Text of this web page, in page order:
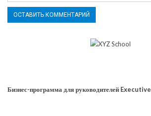
Бизнес-программа для руководителей